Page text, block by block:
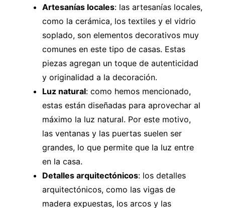
Artesanías locales: las artesanías locales,
como la cerámica, los textiles y el vidrio
soplado, son elementos decorativos muy
comunes en este tipo de casas. Estas
piezas agregan un toque de autenticidad
y originalidad a la decoración.
Luz natural: como hemos mencionado,
estas están diseñadas para aprovechar al
máximo la luz natural. Por este motivo,
las ventanas y las puertas suelen ser
grandes, lo que permite que la luz entre
en la casa.
Detalles arquitectónicos: los detalles
arquitectónicos, como las vigas de
madera expuestas, los arcos y las